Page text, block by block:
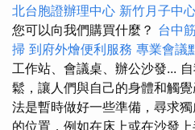
北台胞證辦理中心 新竹月子中
您可以向我們購買什麼？ 台中
掃 到府外燴便利服務 專業會議
工作站、會議桌、辦公沙發...
鬆，讓人們與自己的身體和觸
法是暫時做好一些準備，尋求
的位置，例如在床上或在沙發